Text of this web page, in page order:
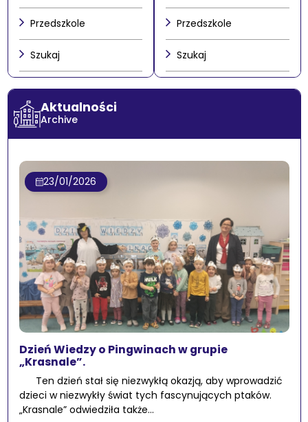
Aktualności
Archive
23/01/2026
Dzień Wiedzy o Pingwinach w grupie
„Krasnale”.
Ten dzień stał się niezwykłą okazją, aby wprowadzić
dzieci w niezwykły świat tych fascynujących ptaków.
„Krasnale” odwiedziła także…
Przedszkole
Szukaj
Przedszkole
Szukaj